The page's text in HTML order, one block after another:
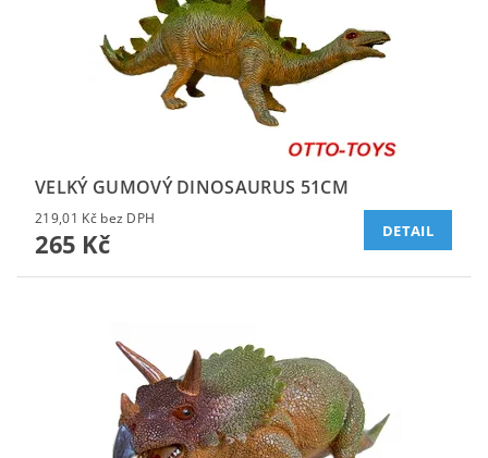
VELKÝ GUMOVÝ DINOSAURUS 51CM
219,01 Kč bez DPH
265 Kč DETAIL